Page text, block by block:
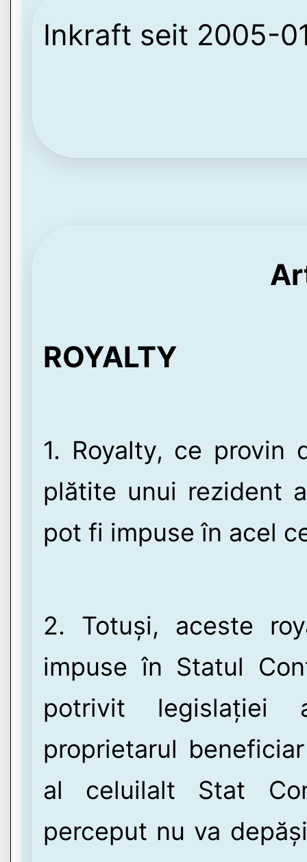
Inkraft seit 2005-
ROYALTY
1. Royalty, ce provin
plătite unui rezident
pot fi impuse în acel
2. Totuși, aceste
impuse în Statul
potrivit legislației
proprietarul
al celuilalt Stat
perceput nu va